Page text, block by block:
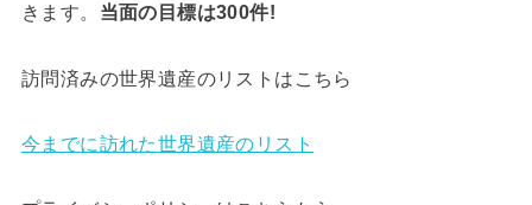
きます。 当面の目標は300件!
訪問済みの世界遺産のリストはこちら
今までに訪れた世界遺産のリスト